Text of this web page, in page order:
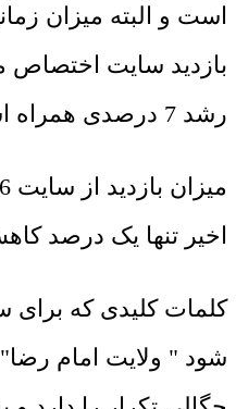
است و البته میزان
رشد 7 درصدی همراه است.
اخیر تنها یک درصد
کلمات کلیدی که
شود " ولایت امام